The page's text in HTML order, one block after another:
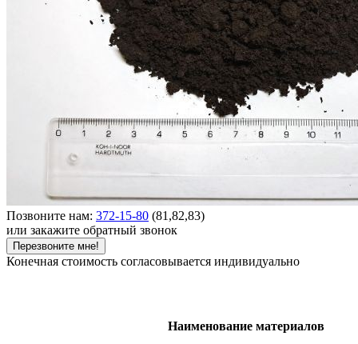
Позвоните нам: 372-15-80 (81,82,83)
или закажите обратный звонок
Перезвоните мне!
Конечная стоимость согласовывается индивидуально
Наименование материалов